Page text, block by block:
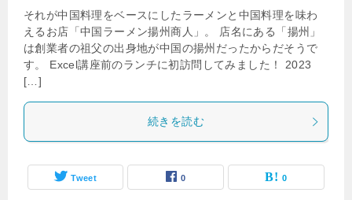
それが中国料理をベースにしたラーメンと中国料理を味わ
えるお店「中国ラーメン揚州商人」。 店名にある「揚州」
は創業者の祖父の出身地が中国の揚州だったからだそうで
す。 Excel講座前のランチに初訪問してみました！ 2023
[…]
続きを読む
Tweet 0 0